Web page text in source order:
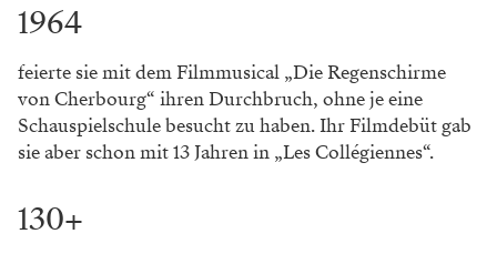
1964
feierte sie mit dem Filmmusical „Die Regenschirme
von Cherbourg“ ihren Durchbruch, ohne je eine
Schauspielschule besucht zu haben. Ihr Filmdebüt gab
sie aber schon mit 13 Jahren in „Les Collégiennes“.
130+